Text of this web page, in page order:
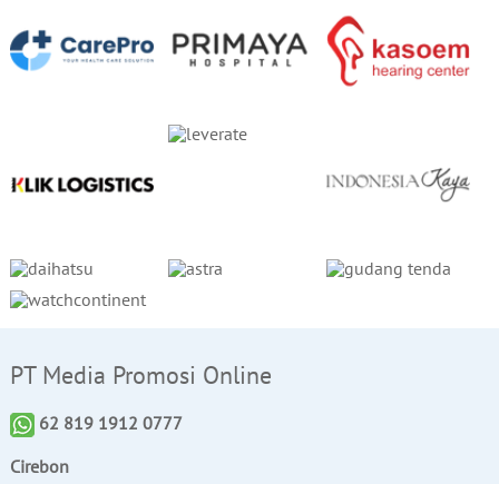
PT Media Promosi Online
62 819 1912 0777
Cirebon